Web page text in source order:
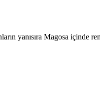
yanısıra Magosa içinde